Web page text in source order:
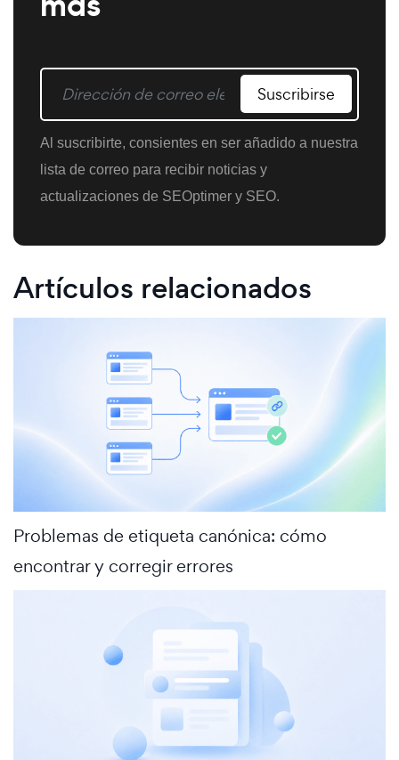
Suscribirse
Al suscribirte, consientes en ser añadido a nuestra
lista de correo para recibir noticias y
actualizaciones de SEOptimer y SEO.
Artículos relacionados
Problemas de etiqueta canónica: cómo
encontrar y corregir errores